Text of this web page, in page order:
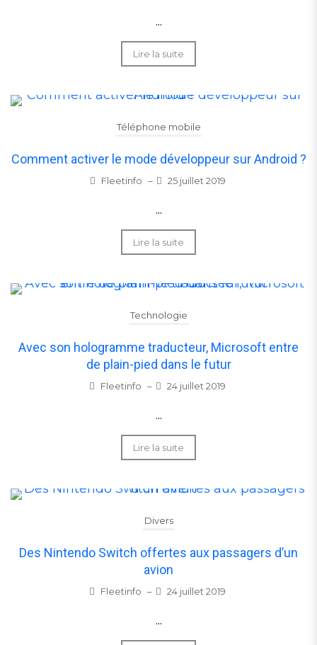
...
Lire la suite
Téléphone mobile
Comment activer le mode développeur sur Android ?
Fleetinfo – 25 juillet 2019
...
Lire la suite
Technologie
Avec son hologramme traducteur, Microsoft entre
de plain-pied dans le futur
Fleetinfo – 24 juillet 2019
...
Lire la suite
Divers
Des Nintendo Switch offertes aux passagers d’un
avion
Fleetinfo – 24 juillet 2019
...